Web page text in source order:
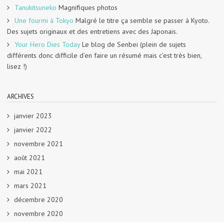
Tanukitsuneko Magnifiques photos
Une fourmi à Tokyo Malgré le titre ça semble se passer à Kyoto.
Des sujets originaux et des entretiens avec des Japonais.
Your Hero Dies TodayLe blog de Senbei (plein de sujets
différents donc difficile d’en faire un résumé mais c’est très bien,
lisez !)
ARCHIVES
janvier 2023
janvier 2022
novembre 2021
août 2021
mai 2021
mars 2021
décembre 2020
novembre 2020